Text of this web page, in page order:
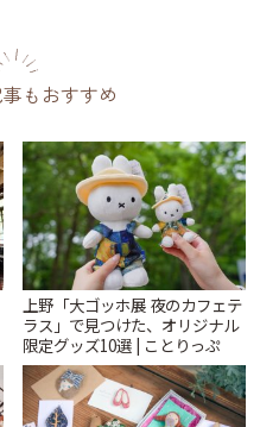
もおすすめ
上野「大ゴッホ展 夜のカフェテ
ラス」で見つけた、オリジナル
限定グッズ10選 | ことりっぷ